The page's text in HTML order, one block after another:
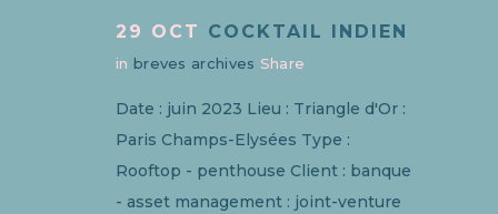
29 OCT COCKTAIL INDIEN
in breves archives Share
Date : juin 2023 Lieu : Triangle d'Or :
Paris Champs-Elysées Type :
Rooftop - penthouse Client : banque
- asset management : joint-venture